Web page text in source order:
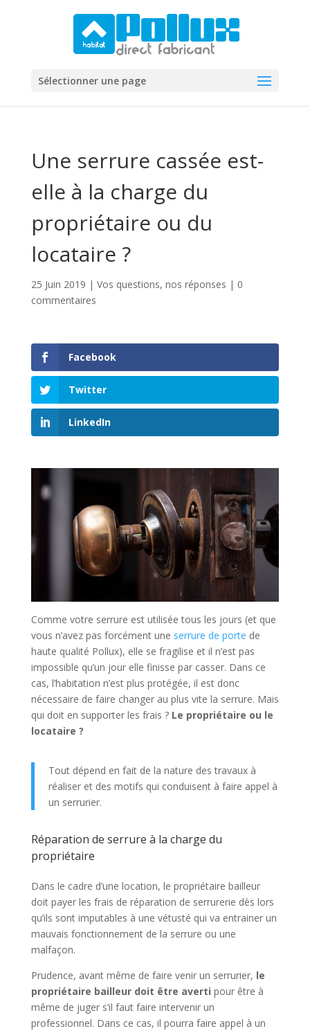
Sélectionner une page
Une serrure cassée est-
elle à la charge du
propriétaire ou du
locataire ?
25 Juin 2019 | Vos questions, nos réponses | 0
commentaires
Facebook
Twitter
LinkedIn
Comme votre serrure est utilisée tous les jours (et que
vous n’avez pas forcément une serrure de porte de
haute qualité Pollux), elle se fragilise et il n’est pas
impossible qu’un jour elle finisse par casser. Dans ce
cas, l’habitation n’est plus protégée, il est donc
nécessaire de faire changer au plus vite la serrure. Mais
qui doit en supporter les frais ? Le propriétaire ou le
locataire ?
Tout dépend en fait de la nature des travaux à
réaliser et des motifs qui conduisent à faire appel à
un serrurier.
Réparation de serrure à la charge du
propriétaire
Dans le cadre d’une location, le propriétaire bailleur
doit payer les frais de réparation de serrurerie dès lors
qu’ils sont imputables à une vétusté qui va entrainer un
mauvais fonctionnement de la serrure ou une
malfaçon.
Prudence, avant même de faire venir un serrurier, le
propriétaire bailleur doit être averti pour être à
même de juger s’il faut faire intervenir un
professionnel. Dans ce cas, il pourra faire appel à un